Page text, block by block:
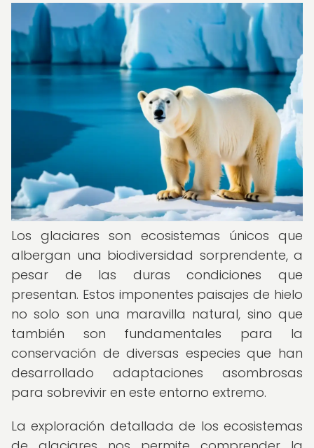
Los glaciares son ecosistemas únicos que
albergan una biodiversidad sorprendente, a
pesar de las duras condiciones que
presentan. Estos imponentes paisajes de hielo
no solo son una maravilla natural, sino que
también son fundamentales para la
conservación de diversas especies que han
desarrollado adaptaciones asombrosas
para sobrevivir en este entorno extremo.
La exploración detallada de los ecosistemas